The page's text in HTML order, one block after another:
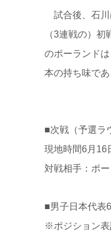
試合後、石川
（3連戦の）
のポーランド
本の持ち味で
■次戦（予選ラ
現地時間6月16
対戦相手：ポ
■男子日本代表
※ポジション